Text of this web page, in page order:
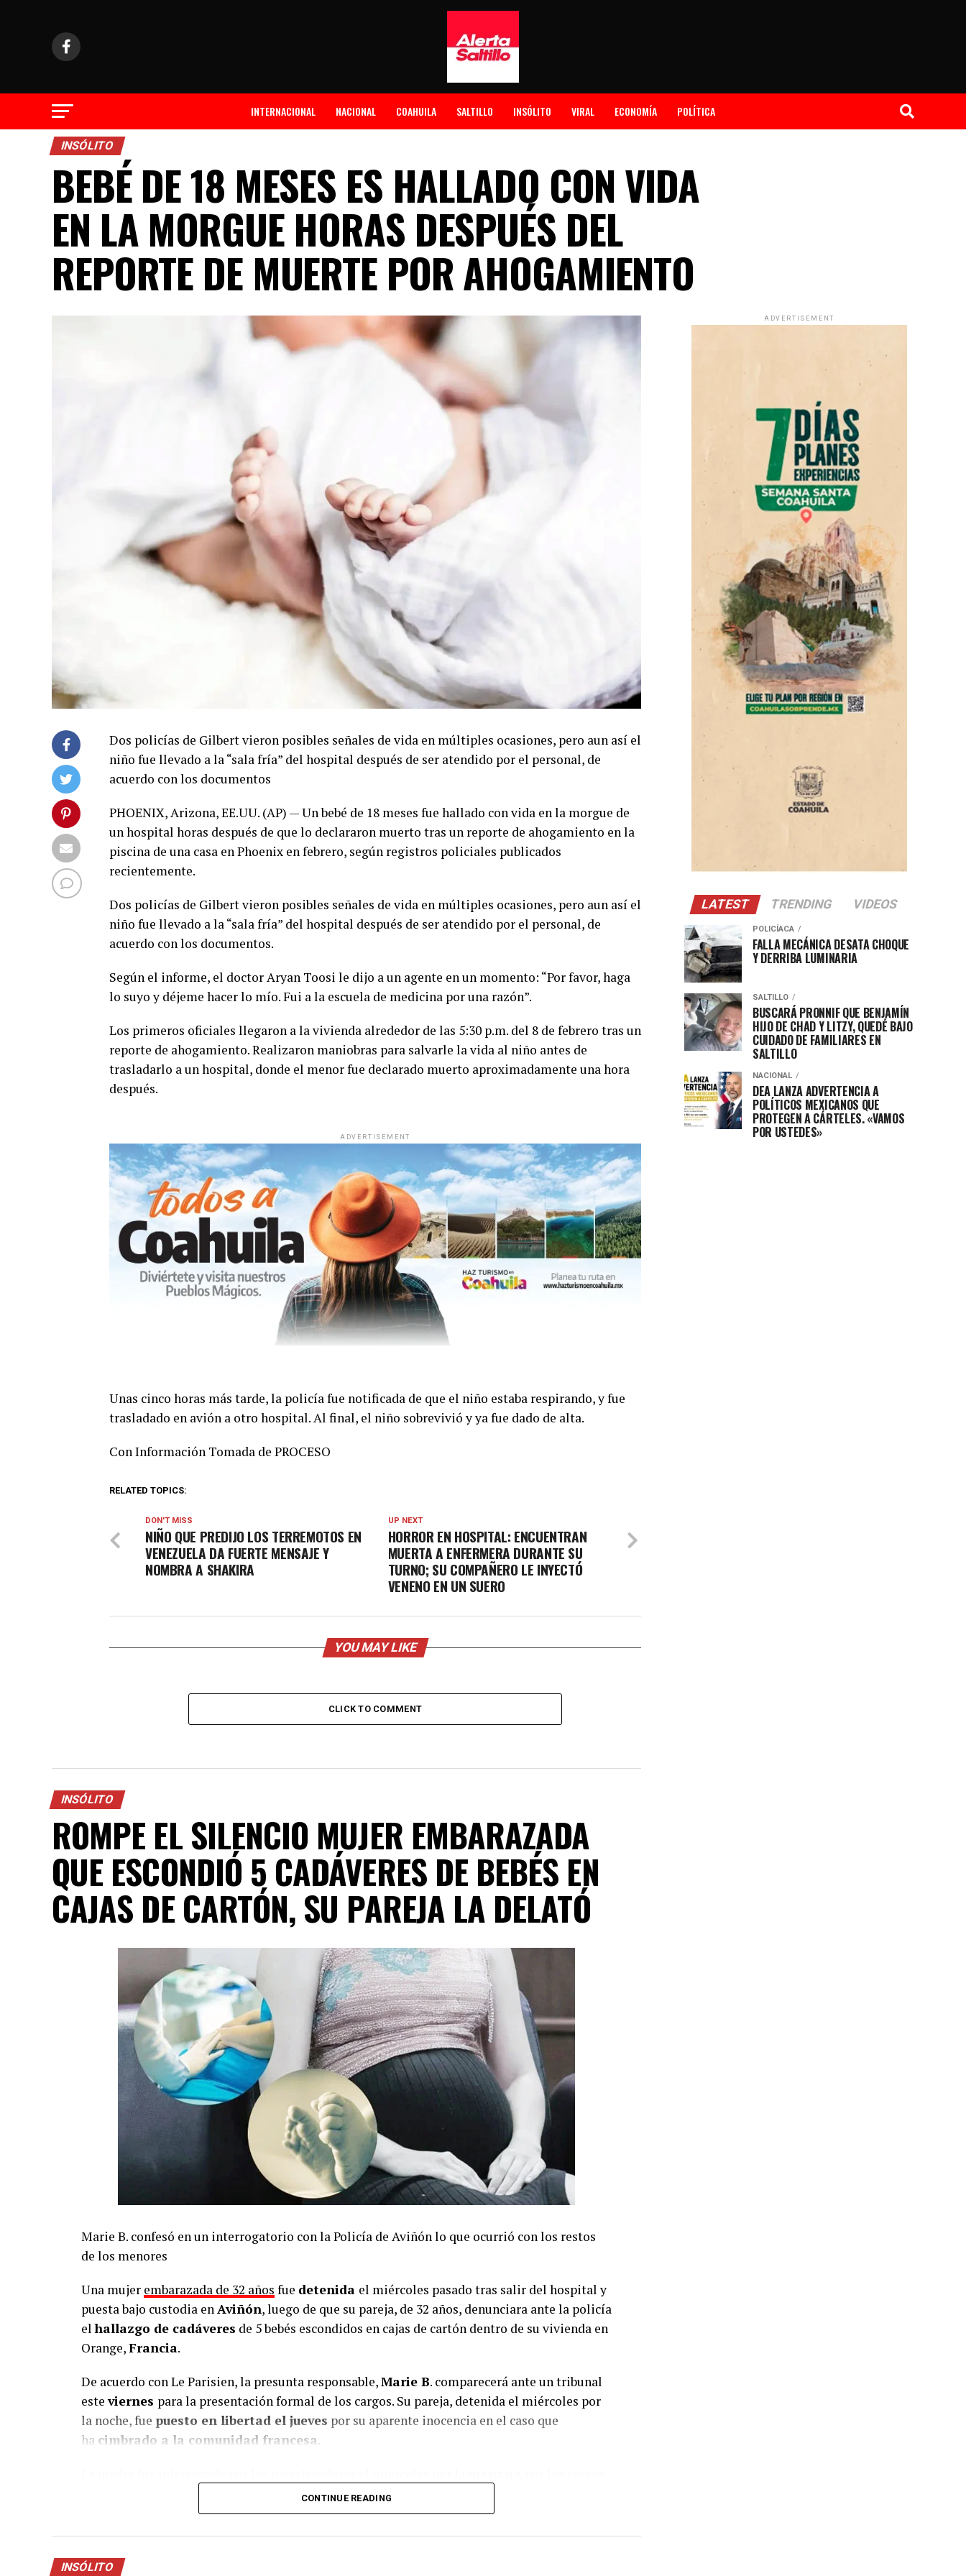
INTERNACIONAL NACIONAL COAHUILA SALTILLO INSÓLITO VIRAL ECONOMÍA POLÍTICA
INSÓLITO
BEBÉ DE 18 MESES ES HALLADO CON VIDA
EN LA MORGUE HORAS DESPUÉS DEL
REPORTE DE MUERTE POR AHOGAMIENTO
Dos policías de Gilbert vieron posibles señales de vida en múltiples ocasiones, pero aun así el
niño fue llevado a la “sala fría” del hospital después de ser atendido por el personal, de
acuerdo con los documentos
PHOENIX, Arizona, EE.UU. (AP) — Un bebé de 18 meses fue hallado con vida en la morgue de
un hospital horas después de que lo declararon muerto tras un reporte de ahogamiento en la
piscina de una casa en Phoenix en febrero, según registros policiales publicados
recientemente.
Dos policías de Gilbert vieron posibles señales de vida en múltiples ocasiones, pero aun así el
niño fue llevado a la “sala fría” del hospital después de ser atendido por el personal, de
acuerdo con los documentos.
Según el informe, el doctor Aryan Toosi le dijo a un agente en un momento: “Por favor, haga
lo suyo y déjeme hacer lo mío. Fui a la escuela de medicina por una razón”.
Los primeros oficiales llegaron a la vivienda alrededor de las 5:30 p.m. del 8 de febrero tras un
reporte de ahogamiento. Realizaron maniobras para salvarle la vida al niño antes de
trasladarlo a un hospital, donde el menor fue declarado muerto aproximadamente una hora
después.
ADVERTISEMENT
Unas cinco horas más tarde, la policía fue notificada de que el niño estaba respirando, y fue
trasladado en avión a otro hospital. Al final, el niño sobrevivió y ya fue dado de alta.
Con Información Tomada de PROCESO
RELATED TOPICS:
UP NEXT
HORROR EN HOSPITAL: ENCUENTRAN
MUERTA A ENFERMERA DURANTE SU
TURNO; SU COMPAÑERO LE INYECTÓ
VENENO EN UN SUERO
DON'T MISS
NIÑO QUE PREDIJO LOS TERREMOTOS EN
VENEZUELA DA FUERTE MENSAJE Y
NOMBRA A SHAKIRA
YOU MAY LIKE
CLICK TO COMMENT
INSÓLITO
ROMPE EL SILENCIO MUJER EMBARAZADA
QUE ESCONDIÓ 5 CADÁVERES DE BEBÉS EN
CAJAS DE CARTÓN, SU PAREJA LA DELATÓ
Marie B. confesó en un interrogatorio con la Policía de Aviñón lo que ocurrió con los restos
de los menores
Una mujer embarazada de 32 años fue detenida el miércoles pasado tras salir del hospital y
puesta bajo custodia enAviñón, luego de que su pareja, de 32 años, denunciara ante la policía
elhallazgo de cadáveres de 5 bebés escondidos en cajas de cartón dentro de su vivienda en
Orange,Francia.
De acuerdo con Le Parisien, la presunta responsable,Marie B. comparecerá ante un tribunal
esteviernes para la presentación formal de los cargos. Su pareja, detenida el miércoles por
la noche, fue puesto en libertad el jueves por su aparente inocencia en el caso que
ha cimbrado a la comunidad francesa.
asesinato de un menor de 15 años«, luego de que las autoridades supervisarán
y encontraran restos óseos y cadáveres en avanzado estado de descomposición
dentro de unas cajas de cartón.
LaPolicía de Aviñón
CONTINUE READING
INSÓLITO
ADVERTISEMENT
LATEST TRENDING VIDEOS
POLICÍACA
FALLA MECÁNICA DESATA CHOQUE
Y DERRIBA LUMINARIA
SALTILLO
BUSCARÁ PRONNIF QUE BENJAMÍN
HIJO DE CHAD Y LITZY, QUEDÉ BAJO
CUIDADO DE FAMILIARES EN
SALTILLO
NACIONAL
DEA LANZA ADVERTENCIA A
POLÍTICOS MEXICANOS QUE
PROTEGEN A CÁRTELES. «VAMOS
POR USTEDES»